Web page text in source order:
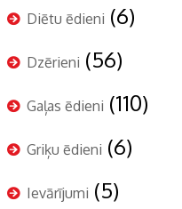
Diētu ēdieni (6)
Dzērieni (56)
Gaļas ēdieni (110)
Griķu ēdieni (6)
Ievārījumi (5)